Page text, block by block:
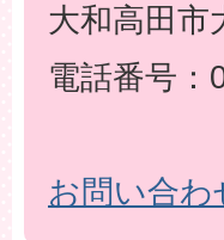
大和高田市
電話番号：
お問い合わ